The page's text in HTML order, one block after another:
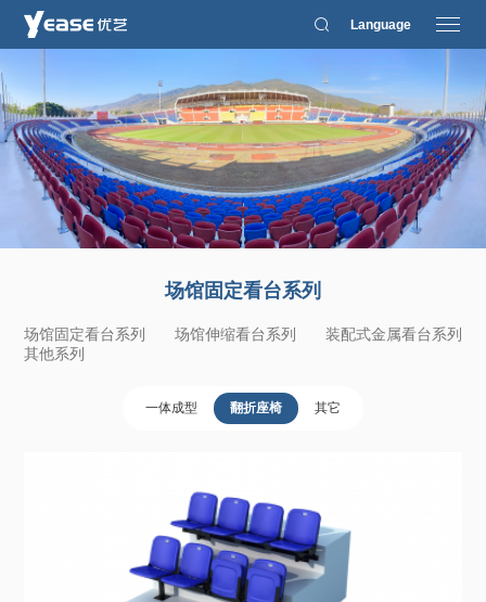
Language
场馆固定看台系列
场馆固定看台系列 场馆伸缩看台系列
装配式金属看台系列
其他系列
一体成型 翻折座椅 其它